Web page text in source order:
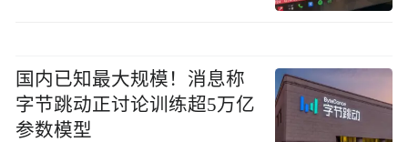
国内已知最大规模！消息称
字节跳动正讨论训练超5万亿
参数模型